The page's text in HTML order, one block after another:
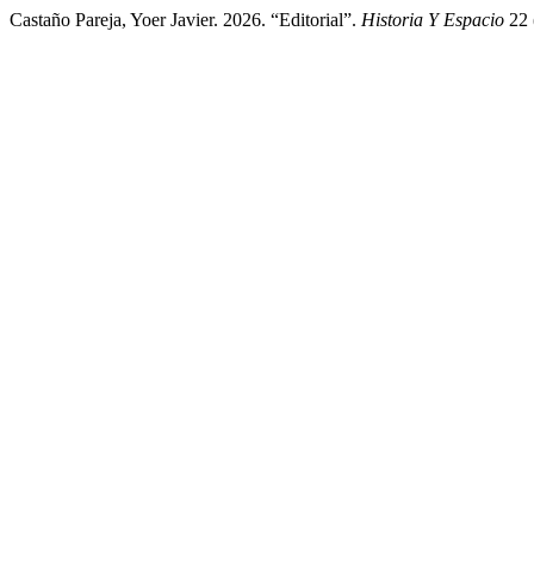
Castaño Pareja, Yoer Javier. 2026. “Editorial”. Historia Y Espacio 22